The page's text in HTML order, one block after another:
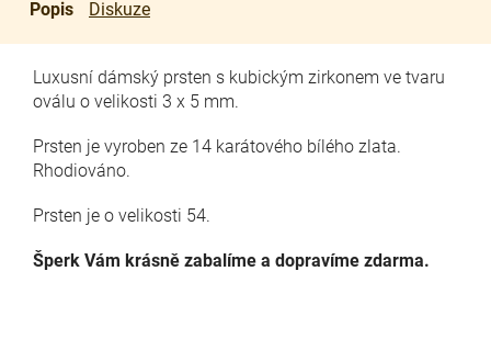
Popis Diskuze
Luxusní dámský prsten s kubickým zirkonem ve tvaru
oválu o velikosti 3 x 5 mm.
Prsten je vyroben ze 14 karátového bílého zlata.
Rhodiováno.
Prsten je o velikosti 54.
Šperk Vám krásně zabalíme a dopravíme zdarma.